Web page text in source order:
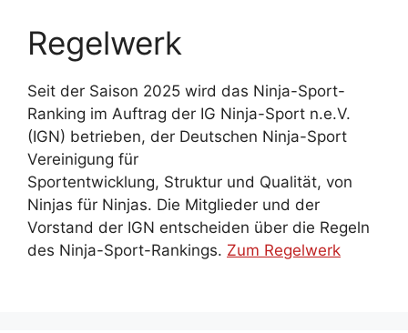
Regelwerk
Seit der Saison 2025 wird das Ninja-Sport-
Ranking im Auftrag der IG Ninja-Sport n.e.V.
(IGN) betrieben, der Deutschen Ninja-Sport
Vereinigung für
Sportentwicklung, Struktur und Qualität, von
Ninjas für Ninjas. Die Mitglieder und der
Vorstand der IGN entscheiden über die Regeln
des Ninja-Sport-Rankings. Zum Regelwerk